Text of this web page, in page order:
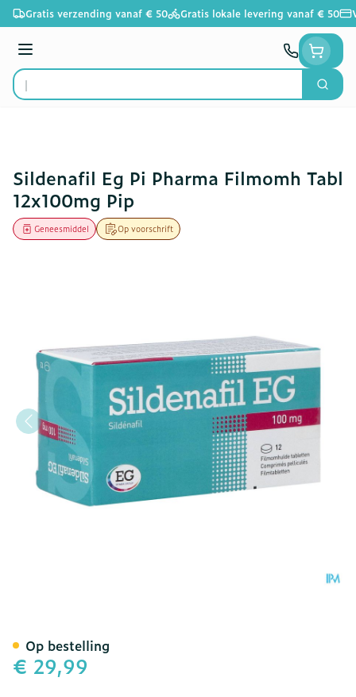
Ga naar de inhoud
Gratis verzending vanaf € 50 Gratis lokale levering vanaf € 50
Menu
Product, merk, categorie...
Zoek
Sildenafil Eg Pi Pharma Filmomh Tabl
12x100mg Pip
Op voorschrift
Geneesmiddel
€ 29,99
Op bestelling